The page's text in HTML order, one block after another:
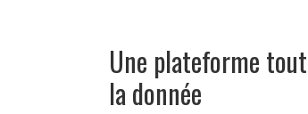
Une plateforme
la donnée